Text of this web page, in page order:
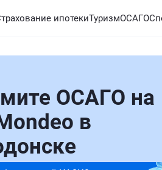
ипотекиТуризмОСАГО
ОСАГО на
в